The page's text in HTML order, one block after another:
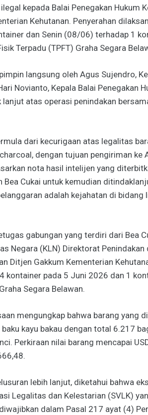
kepada Balai Penegakan Hukum
Kehutanan. Penyerahan
dan Senin (08/06) terhadap 1
Terpadu (TPFT) Graha Segara
langsung oleh Agus Sujendro,
Novianto, Kepala Balai Penegakan
atas operasi penindakan
dari kecurigaan atas legalitas
dengan tujuan pengiriman ke
nota hasil intelijen yang
Bea Cukai untuk kemudian
adalah kejahatan di bidang
gabungan yang terdiri dari Bea
Negara (KLN) Direktorat Penindakan
Ditjen Gakkum Kementerian
kontainer pada 5 Juni 2026 dan 1
Segara Belawan.
mengungkap bahwa barang yang
baku kayu bakau dengan total 6.217
Perkiraan nilai barang mencapai
lebih lanjut, diketahui bahwa
Legalitas dan Kelestarian (SVLK)
dalam Pasal 217 ayat (4)